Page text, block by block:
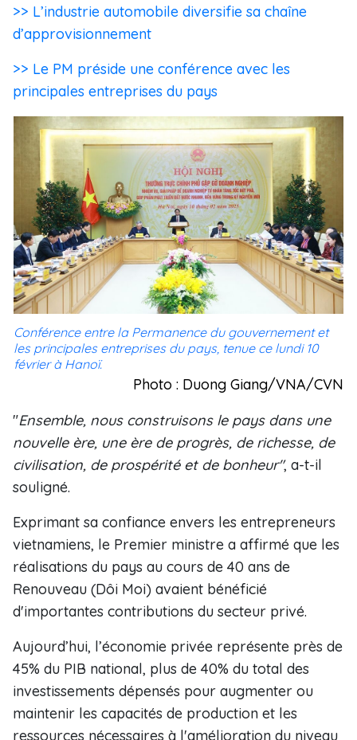
>> L’industrie automobile diversifie sa chaîne
d’approvisionnement
>> Le PM préside une conférence avec les
principales entreprises du pays
Conférence entre la Permanence du gouvernement et
les principales entreprises du pays, tenue ce lundi 10
février à Hanoï.
Photo : Duong Giang/VNA/CVN
"Ensemble, nous construisons le pays dans une
nouvelle ère, une ère de progrès, de richesse, de
civilisation, de prospérité et de bonheur", a-t-il
souligné.
Exprimant sa confiance envers les entrepreneurs
vietnamiens, le Premier ministre a affirmé que les
réalisations du pays au cours de 40 ans de
Renouveau (Dôi Moi) avaient bénéficié
d'importantes contributions du secteur privé.
Aujourd’hui, l’économie privée représente près de
45% du PIB national, plus de 40% du total des
investissements dépensés pour augmenter ou
maintenir les capacités de production et les
ressources nécessaires à l'amélioration du niveau